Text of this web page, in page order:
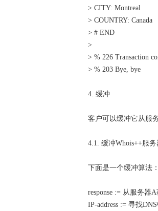
> CITY: Montreal
> COUNTRY: Canada
> # END
>
> % 226 Transaction
> % 203 Bye, bye
4. 缓冲
客户可以缓冲它从服
4.1. 缓冲Whois++服
下面是一个缓冲算法：
response := 从服务器
IP-address := 寻找